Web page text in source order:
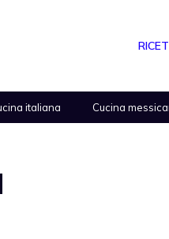
italiana Cucina